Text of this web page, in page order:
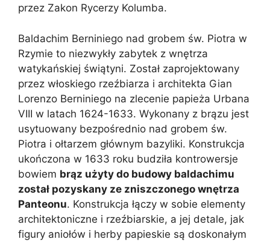
przez Zakon Rycerzy Kolumba.
Baldachim Berniniego nad grobem św. Piotra w
Rzymie to niezwykły zabytek z wnętrza
watykańskiej świątyni. Został zaprojektowany
przez włoskiego rzeźbiarza i architekta Gian
Lorenzo Berniniego na zlecenie papieża Urbana
VIII w latach 1624-1633. Wykonany z brązu jest
usytuowany bezpośrednio nad grobem św.
Piotra i ołtarzem głównym bazyliki. Konstrukcja
ukończona w 1633 roku budziła kontrowersje
bowiem brąz użyty do budowy baldachimu
został pozyskany ze zniszczonego wnętrza
Panteonu. Konstrukcja łączy w sobie elementy
architektoniczne i rzeźbiarskie, a jej detale, jak
figury aniołów i herby papieskie są doskonałym